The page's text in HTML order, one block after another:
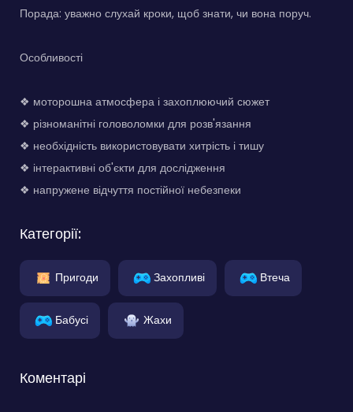
Порада: уважно слухай кроки, щоб знати, чи вона поруч.
Особливості
❖ моторошна атмосфера і захоплюючий сюжет
❖ різноманітні головоломки для розв'язання
❖ необхідність використовувати хитрість і тишу
❖ інтерактивні об'єкти для дослідження
❖ напружене відчуття постійної небезпеки
Категорії:
Пригоди Захопливі Втеча
Бабусі Жахи
Коментарі